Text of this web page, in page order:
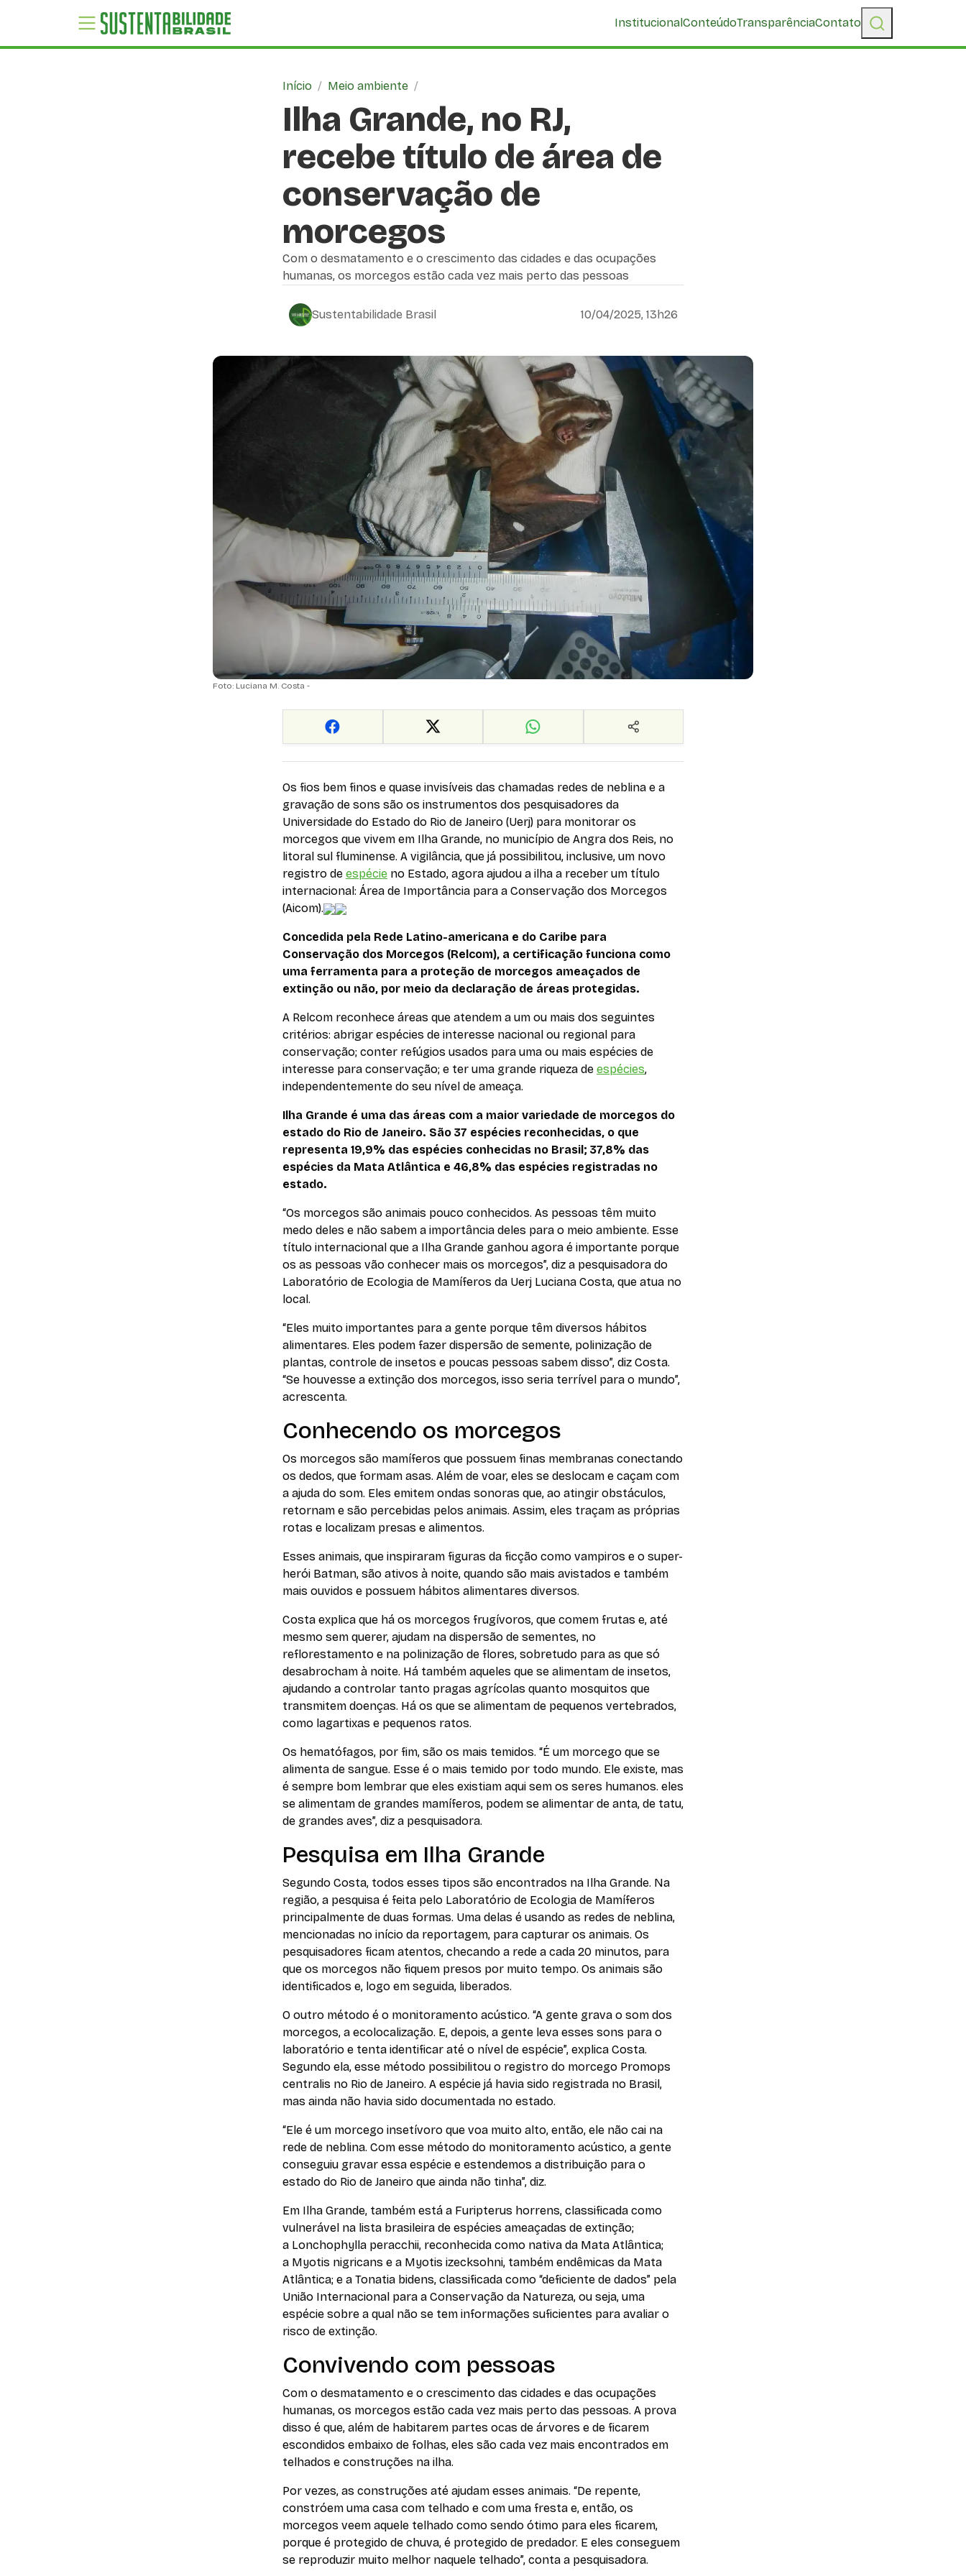
InstitucionalConteúdoTransparênciaContato
Início / Meio ambiente /
Ilha Grande, no RJ,
recebe título de área de
conservação de
morcegos
Com o desmatamento e o crescimento das cidades e das ocupações
humanas, os morcegos estão cada vez mais perto das pessoas
Sustentabilidade Brasil 10/04/2025, 13h26
Foto: Luciana M. Costa -
Os fios bem finos e quase invisíveis das chamadas redes de neblina e a
gravação de sons são os instrumentos dos pesquisadores da
Universidade do Estado do Rio de Janeiro (Uerj) para monitorar os
morcegos que vivem em Ilha Grande, no município de Angra dos Reis, no
litoral sul fluminense. A vigilância, que já possibilitou, inclusive, um novo
registro de espécie no Estado, agora ajudou a ilha a receber um título
internacional: Área de Importância para a Conservação dos Morcegos
(Aicom).
Concedida pela Rede Latino-americana e do Caribe para
Conservação dos Morcegos (Relcom), a certificação funciona como
uma ferramenta para a proteção de morcegos ameaçados de
extinção ou não, por meio da declaração de áreas protegidas.
A Relcom reconhece áreas que atendem a um ou mais dos seguintes
critérios: abrigar espécies de interesse nacional ou regional para
conservação; conter refúgios usados para uma ou mais espécies de
interesse para conservação; e ter uma grande riqueza de espécies,
independentemente do seu nível de ameaça.
Ilha Grande é uma das áreas com a maior variedade de morcegos do
estado do Rio de Janeiro. São 37 espécies reconhecidas, o que
representa 19,9% das espécies conhecidas no Brasil; 37,8% das
espécies da Mata Atlântica e 46,8% das espécies registradas no
estado.
“Os morcegos são animais pouco conhecidos. As pessoas têm muito
medo deles e não sabem a importância deles para o meio ambiente. Esse
título internacional que a Ilha Grande ganhou agora é importante porque
os as pessoas vão conhecer mais os morcegos”, diz a pesquisadora do
Laboratório de Ecologia de Mamíferos da Uerj Luciana Costa, que atua no
local.
“Eles muito importantes para a gente porque têm diversos hábitos
alimentares. Eles podem fazer dispersão de semente, polinização de
plantas, controle de insetos e poucas pessoas sabem disso”, diz Costa.
“Se houvesse a extinção dos morcegos, isso seria terrível para o mundo”,
acrescenta.
Conhecendo os morcegos
Os morcegos são mamíferos que possuem finas membranas conectando
os dedos, que formam asas. Além de voar, eles se deslocam e caçam com
a ajuda do som. Eles emitem ondas sonoras que, ao atingir obstáculos,
retornam e são percebidas pelos animais. Assim, eles traçam as próprias
rotas e localizam presas e alimentos.
Esses animais, que inspiraram figuras da ficção como vampiros e o super-
herói Batman, são ativos à noite, quando são mais avistados e também
mais ouvidos e possuem hábitos alimentares diversos.
Costa explica que há os morcegos frugívoros, que comem frutas e, até
mesmo sem querer, ajudam na dispersão de sementes, no
reflorestamento e na polinização de flores, sobretudo para as que só
desabrocham à noite. Há também aqueles que se alimentam de insetos,
ajudando a controlar tanto pragas agrícolas quanto mosquitos que
transmitem doenças. Há os que se alimentam de pequenos vertebrados,
como lagartixas e pequenos ratos.
Os hematófagos, por fim, são os mais temidos. “É um morcego que se
alimenta de sangue. Esse é o mais temido por todo mundo. Ele existe, mas
é sempre bom lembrar que eles existiam aqui sem os seres humanos. eles
se alimentam de grandes mamíferos, podem se alimentar de anta, de tatu,
de grandes aves”, diz a pesquisadora.
Pesquisa em Ilha Grande
Segundo Costa, todos esses tipos são encontrados na Ilha Grande. Na
região, a pesquisa é feita pelo Laboratório de Ecologia de Mamíferos
principalmente de duas formas. Uma delas é usando as redes de neblina,
mencionadas no início da reportagem, para capturar os animais. Os
pesquisadores ficam atentos, checando a rede a cada 20 minutos, para
que os morcegos não fiquem presos por muito tempo. Os animais são
identificados e, logo em seguida, liberados.
O outro método é o monitoramento acústico. “A gente grava o som dos
morcegos, a ecolocalização. E, depois, a gente leva esses sons para o
laboratório e tenta identificar até o nível de espécie”, explica Costa.
Segundo ela, esse método possibilitou o registro do morcego Promops
centralis no Rio de Janeiro. A espécie já havia sido registrada no Brasil,
mas ainda não havia sido documentada no estado.
“Ele é um morcego insetívoro que voa muito alto, então, ele não cai na
rede de neblina. Com esse método do monitoramento acústico, a gente
conseguiu gravar essa espécie e estendemos a distribuição para o
estado do Rio de Janeiro que ainda não tinha”, diz.
Em Ilha Grande, também está a Furipterus horrens, classificada como
vulnerável na lista brasileira de espécies ameaçadas de extinção;
a Lonchophylla peracchii, reconhecida como nativa da Mata Atlântica;
a Myotis nigricans e a Myotis izecksohni, também endêmicas da Mata
Atlântica; e a Tonatia bidens, classificada como “deficiente de dados” pela
União Internacional para a Conservação da Natureza, ou seja, uma
espécie sobre a qual não se tem informações suficientes para avaliar o
risco de extinção.
Convivendo com pessoas
Com o desmatamento e o crescimento das cidades e das ocupações
humanas, os morcegos estão cada vez mais perto das pessoas. A prova
disso é que, além de habitarem partes ocas de árvores e de ficarem
escondidos embaixo de folhas, eles são cada vez mais encontrados em
telhados e construções na ilha.
Por vezes, as construções até ajudam esses animais. “De repente,
constróem uma casa com telhado e com uma fresta e, então, os
morcegos veem aquele telhado como sendo ótimo para eles ficarem,
porque é protegido de chuva, é protegido de predador. E eles conseguem
se reproduzir muito melhor naquele telhado”, conta a pesquisadora.